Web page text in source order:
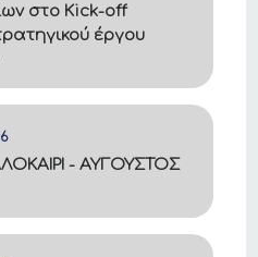
στο Kick-off
έργου
- ΑΥΓΟΥΣΤΟΣ